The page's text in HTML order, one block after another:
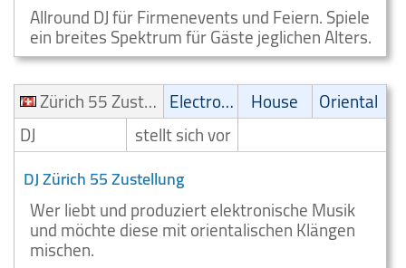
Allround DJ für Firmenevents und Feiern. Spiele
ein breites Spektrum für Gäste jeglichen Alters.
Zürich 55 Zustellung
Electronic House
Oriental
DJ
stellt sich vor
DJ Zürich 55 Zustellung
Wer liebt und produziert elektronische Musik
und möchte diese mit orientalischen Klängen
mischen.